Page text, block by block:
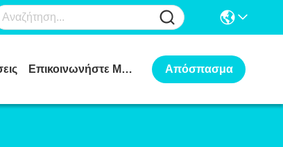
Επικοινωνήστε Μαζί Μας Απόσπασμα